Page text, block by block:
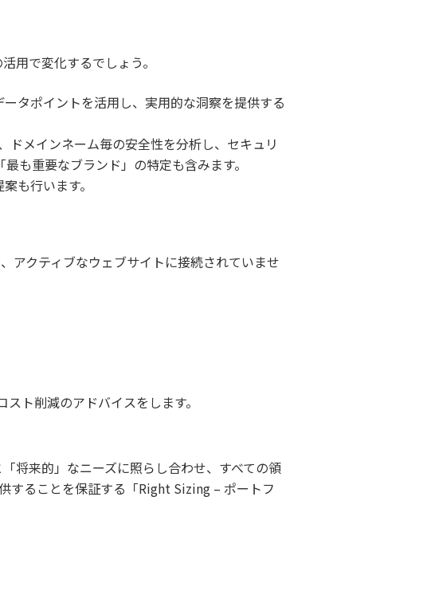
用で変化するでしょう。
タポイントを活用し、実用的な洞察を提供する
メインネーム毎の安全性を分析し、セキュリ
も重要なブランド」の特定も含みます。
も行います。
アクティブなウェブサイトに接続されていませ
ト削減のアドバイスをします。
将来的」なニーズに照らし合わせ、すべての領
することを保証する「Right Sizing – ポートフ